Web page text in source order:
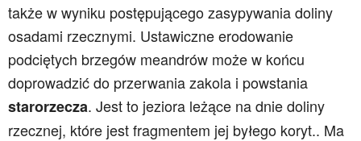
także w wyniku postępującego zasypywania doliny
osadami rzecznymi. Ustawiczne erodowanie
podciętych brzegów meandrów może w końcu
doprowadzić do przerwania zakola i powstania
starorzecza. Jest to jeziora leżące na dnie doliny
rzecznej, które jest fragmentem jej byłego koryt.. Ma